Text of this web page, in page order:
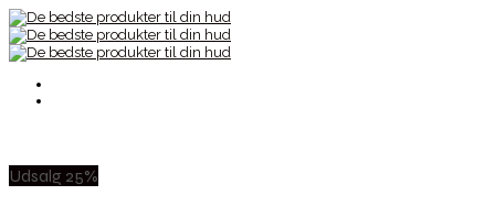
Udsalg 25%